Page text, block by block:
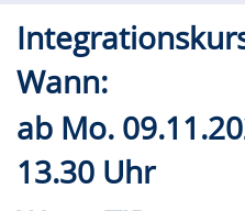
Wann:
ab Mo.
13.30 Uhr